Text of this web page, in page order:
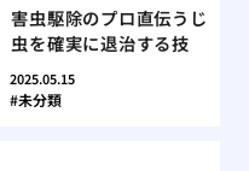
害虫駆除のプロ直伝うじ
虫を確実に退治する技
2025.05.15
未分類